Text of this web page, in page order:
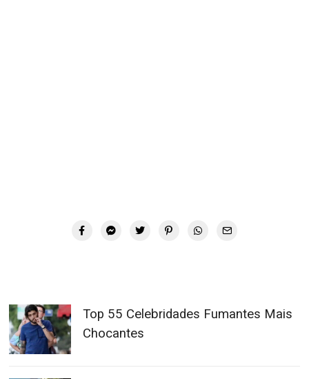
Top 55 Celebridades Fumantes Mais
Chocantes